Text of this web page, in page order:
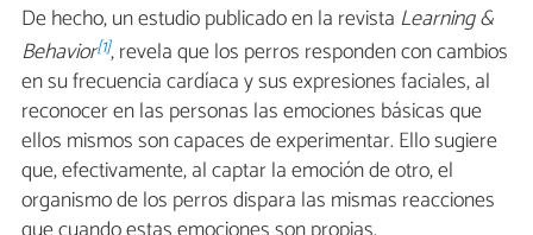
De hecho, un estudio publicado en la revista Learning &
Behavior[1], revela que los perros responden con cambios
en su frecuencia cardíaca y sus expresiones faciales, al
reconocer en las personas las emociones básicas que
ellos mismos son capaces de experimentar. Ello sugiere
que, efectivamente, al captar la emoción de otro, el
organismo de los perros dispara las mismas reacciones